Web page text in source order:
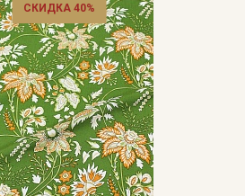
СКИДКА 40%